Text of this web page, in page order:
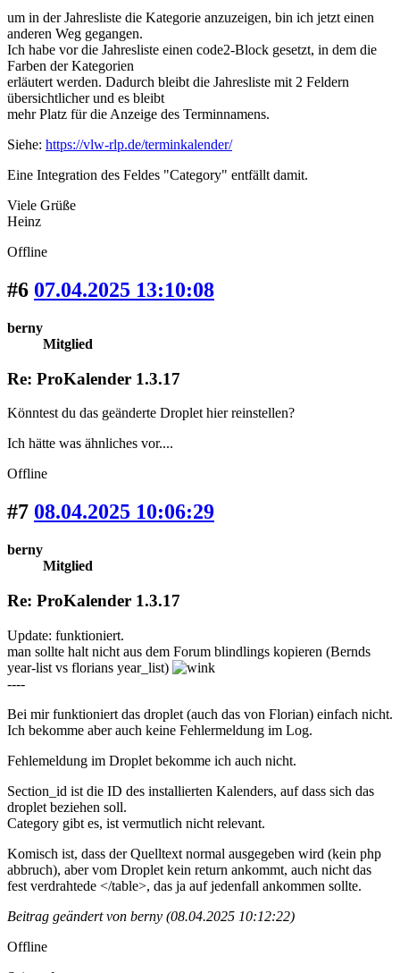
um in der Jahresliste die Kategorie anzuzeigen, bin ich jetzt einen
anderen Weg gegangen.
Ich habe vor die Jahresliste einen code2-Block gesetzt, in dem die
Farben der Kategorien
erläutert werden. Dadurch bleibt die Jahresliste mit 2 Feldern
übersichtlicher und es bleibt
mehr Platz für die Anzeige des Terminnamens.
Siehe: https://vlw-rlp.de/terminkalender/
Eine Integration des Feldes "Category" entfällt damit.
Viele Grüße
Heinz
Offline
#6 07.04.2025 13:10:08
berny
Mitglied
Re: ProKalender 1.3.17
Könntest du das geänderte Droplet hier reinstellen?
Ich hätte was ähnliches vor....
Offline
#7 08.04.2025 10:06:29
berny
Mitglied
Re: ProKalender 1.3.17
Update: funktioniert.
man sollte halt nicht aus dem Forum blindlings kopieren (Bernds
year-list vs florians year_list)
----
Bei mir funktioniert das droplet (auch das von Florian) einfach nicht.
Ich bekomme aber auch keine Fehlermeldung im Log.
Fehlemeldung im Droplet bekomme ich auch nicht.
Section_id ist die ID des installierten Kalenders, auf dass sich das
droplet beziehen soll.
Category gibt es, ist vermutlich nicht relevant.
Komisch ist, dass der Quelltext normal ausgegeben wird (kein php
abbruch), aber vom Droplet kein return ankommt, auch nicht das
fest verdrahtede </table>, das ja auf jedenfall ankommen sollte.
Beitrag geändert von berny (08.04.2025 10:12:22)
Offline